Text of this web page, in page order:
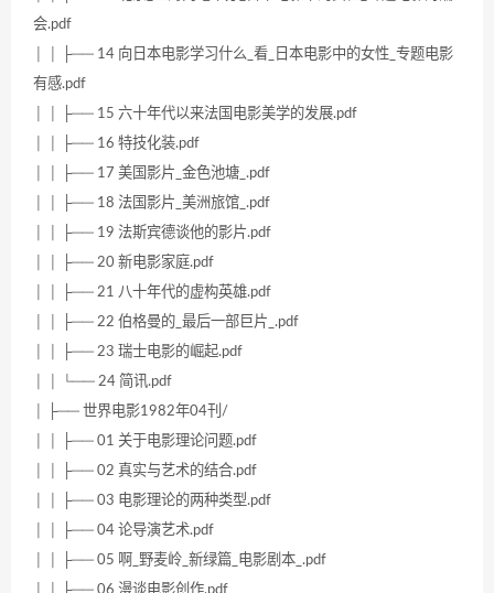
会.pdf
│ │ ├── 14 向日本电影学习什么_看_日本电影中的女性_专题电影
有感.pdf
│ │ ├── 15 六十年代以来法国电影美学的发展.pdf
│ │ ├── 16 特技化装.pdf
│ │ ├── 17 美国影片_金色池塘_.pdf
│ │ ├── 18 法国影片_美洲旅馆_.pdf
│ │ ├── 19 法斯宾德谈他的影片.pdf
│ │ ├── 20 新电影家庭.pdf
│ │ ├── 21 八十年代的虚构英雄.pdf
│ │ ├── 22 伯格曼的_最后一部巨片_.pdf
│ │ ├── 23 瑞士电影的崛起.pdf
│ │ └── 24 简讯.pdf
│ ├── 世界电影1982年04刊/
│ │ ├── 01 关于电影理论问题.pdf
│ │ ├── 02 真实与艺术的结合.pdf
│ │ ├── 03 电影理论的两种类型.pdf
│ │ ├── 04 论导演艺术.pdf
│ │ ├── 05 啊_野麦岭_新绿篇_电影剧本_.pdf
│ │ ├── 06 漫谈电影创作.pdf